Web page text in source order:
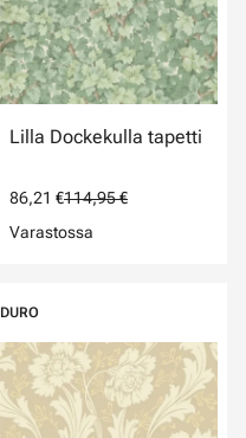
Lilla Dockekulla tapetti
86,21 €114,95 €
Varastossa
DURO